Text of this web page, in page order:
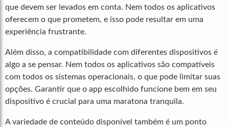
que devem ser levados em conta. Nem todos os aplicativos
oferecem o que prometem, e isso pode resultar em uma
experiência frustrante.
Além disso, a compatibilidade com diferentes dispositivos é
algo a se pensar. Nem todos os aplicativos são compatíveis
com todos os sistemas operacionais, o que pode limitar suas
opções. Garantir que o app escolhido funcione bem em seu
dispositivo é crucial para uma maratona tranquila.
A variedade de conteúdo disponível também é um ponto